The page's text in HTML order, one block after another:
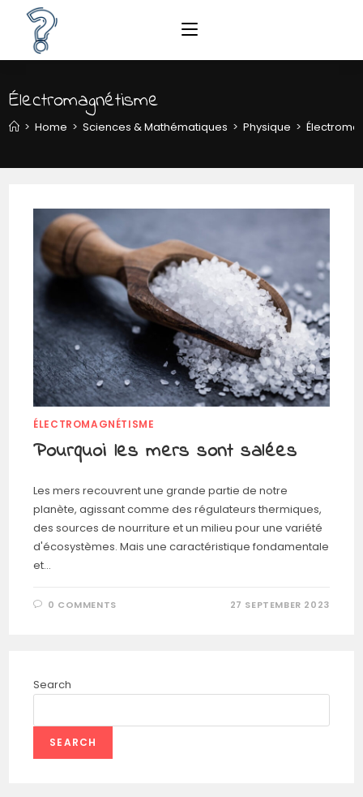
Électromagnétisme
> Home > Sciences & Mathématiques > Physique >
ÉLECTROMAGNÉTISME
Pourquoi les mers sont salées
Les mers recouvrent une grande partie de notre
planète, agissant comme des régulateurs thermiques,
des sources de nourriture et un milieu pour une variété
d'écosystèmes. Mais une caractéristique fondamentale
et…
0 COMMENTS 27 SEPTEMBER 2023
Search
SEARCH